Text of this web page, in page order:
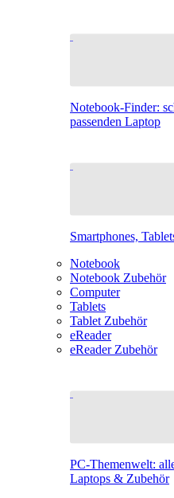
Notebook-Finder:
passenden Laptop
Smartphones,
Notebook
Notebook Zubehör
Computer
Tablets
Tablet Zubehör
eReader
eReader Zubehör
PC-Themenwelt:
Laptops & Zubehör